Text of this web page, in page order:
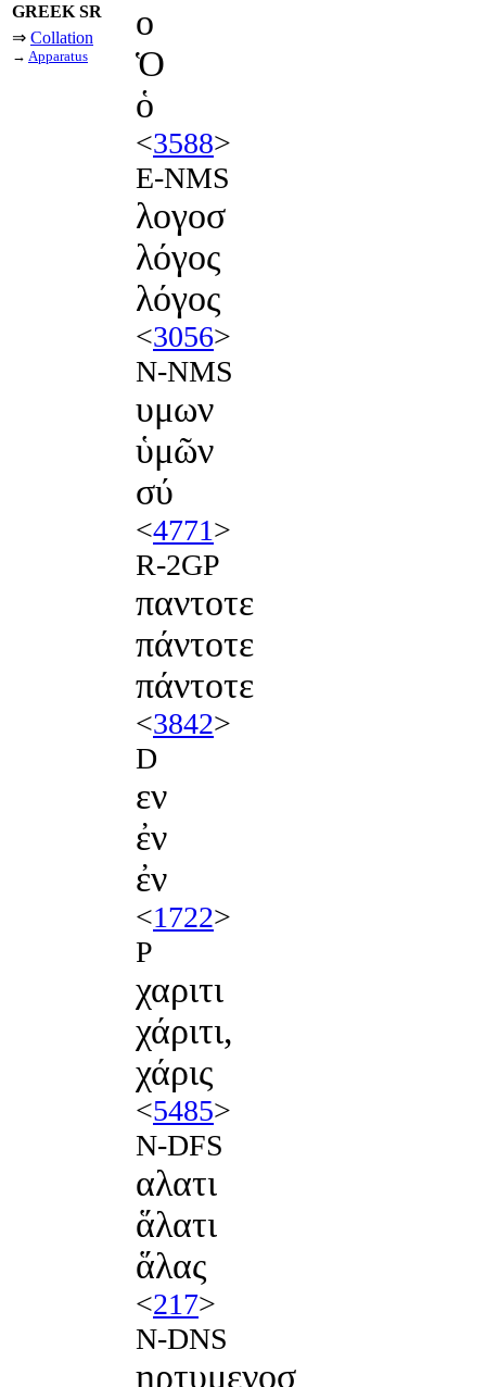
GREEK SR
⇒ Collation
→ Apparatus
ο
Ὁ
ὁ
<3588>
E-NMS
λογοσ
λόγος
λόγος
<3056>
N-NMS
υμων
ὑμῶν
σύ
<4771>
R-2GP
παντοτε
πάντοτε
πάντοτε
<3842>
D
εν
ἐν
ἐν
<1722>
P
χαριτι
χάριτι,
χάρις
<5485>
N-DFS
αλατι
ἅλατι
ἅλας
<217>
N-DNS
ηρτυμενοσ